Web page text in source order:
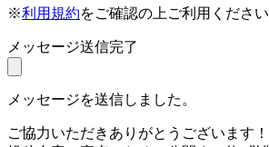
※利用規約をご確認の上ご利用ください
メッセージ送信完了
メッセージを送信しました。
ご協力いただきありがとうございます！